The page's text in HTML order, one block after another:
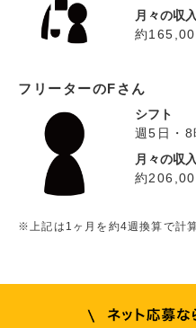
月々の収入
約
フリーターのFさん
シフト
週5日・8
月々の収入
約
※上記は1ヶ月を約4週換算で計